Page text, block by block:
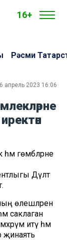
16+
Рәсми
6 апрель 2023 16:06
гөмбәләрне
Дәүләт
өлешләрен
саклаган
итү һәм
җинаять